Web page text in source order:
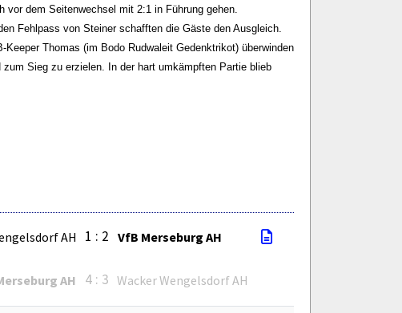
dem Seitenwechsel mit 2:1 in Führung gehen.
Fehlpass von Steiner schafften die Gäste den Ausgleich.
Thomas (im Bodo Rudwaleit Gedenktrikot) überwinden
Sieg zu erzielen. In der hart umkämpften Partie blieb
AH 1 : 2 VfB Merseburg AH
AH 4 : 3 Wacker Wengelsdorf AH